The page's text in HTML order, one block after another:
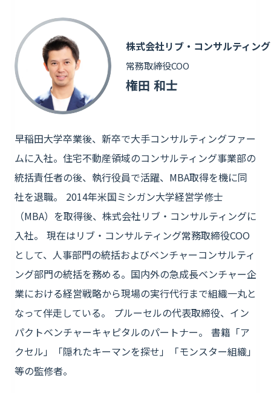
株式会社リブ・コンサルティング
常務取締役COO
権田 和士
早稲田大学卒業後、新卒で大手コンサルティングファー
ムに入社。住宅不動産領域のコンサルティング事業部の
統括責任者の後、執行役員で活躍、MBA取得を機に同
社を退職。 2014年米国ミシガン大学経営学修士
（MBA）を取得後、株式会社リブ・コンサルティングに
入社。 現在はリブ・コンサルティング常務取締役COO
として、人事部門の統括およびベンチャーコンサルティ
ング部門の統括を務める。国内外の急成長ベンチャー企
業における経営戦略から現場の実行代行まで組織一丸と
なって伴走している。 プルーセルの代表取締役、イン
パクトベンチャーキャピタルのパートナー。 書籍「ア
クセル」「隠れたキーマンを探せ」「モンスター組織」
等の監修者。